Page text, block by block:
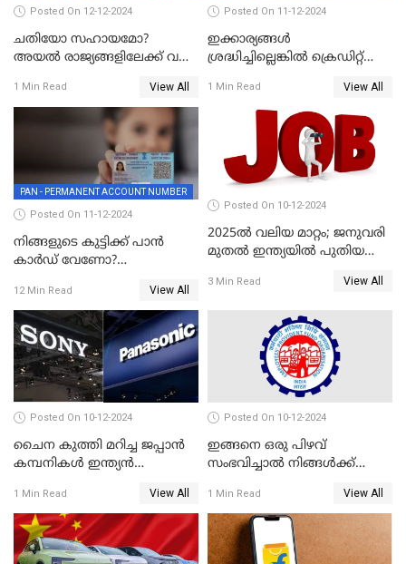
Posted On 12-12-2024
ചതിയോ സഹായമോ?
അയൽ രാജ്യങ്ങളിലേക്ക് വൻ
ചൈന
1 Min Read View All
Posted On 11-12-2024
ഇക്കാര്യങ്ങൾ
ശ്രദ്ധിച്ചില്ലെങ്കിൽ ക്രെഡിറ്റ്
1 Min Read View All
PAN - PERMANENT ACCOUNT NUMBER
Posted On 11-12-2024
നിങ്ങളുടെ കുട്ടിക്ക് പാൻ
കാർഡ് വേണോ?
എങ്ങനെയാണെന്ന് നോക്കാം
12 Min Read View All
Posted On 10-12-2024
2025ൽ വലിയ മാറ്റം; ജനുവരി
മുതൽ ഇന്ത്യയിൽ പുതിയ
3 Min Read View All
Posted On 10-12-2024
ചൈന കുത്തി മറിച്ച ജപ്പാൻ
കമ്പനികൾ ഇന്ത്യൻ
വീണ്ടും മുന്നിൽ
1 Min Read View All
Posted On 10-12-2024
ഇങ്ങനെ ഒരു പിഴവ്
സംഭവിച്ചാൽ നിങ്ങൾക്ക്
1 Min Read View All